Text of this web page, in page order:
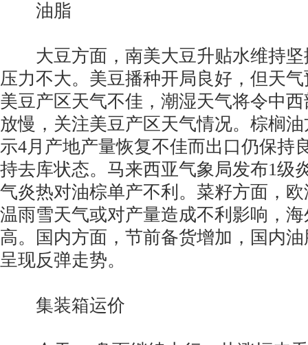
油脂
大豆方面，南美大豆升贴水维持坚
压力不大。美豆播种开局良好，但天
美豆产区天气不佳，潮湿天气将令中
放慢，关注美豆产区天气情况。棕榈
示4月产地产量恢复不佳而出口仍保持
持去库状态。马来西亚气象局发布1级
气炎热对油棕单产不利。菜籽方面，
温雨雪天气或对产量造成不利影响，
高。国内方面，节前备货增加，国内
呈现反弹走势。
集装箱运价